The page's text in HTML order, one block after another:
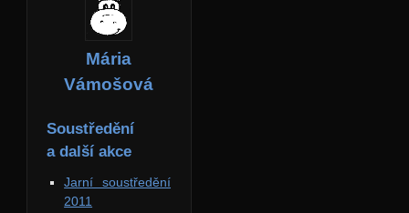
Mária
Vámošová
Soustředění
a další akce
Jarní soustředění
2011